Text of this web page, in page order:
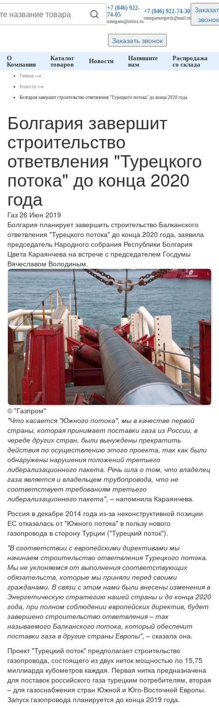
+7 (846)922-
74-05
omegaen@inbox.ru
+7 (846)922-74-30
omegaenergetik@mail.ru
звонок
Заказать звонок
О
Компании
Каталог
товаров
Новости
Напишите
нам
Распродажа
со склада
Главная ⟶
Новости ⟶
Болгария завершит строительство ответвления "Турецкого потока" до конца 2020 года
Болгария завершит
строительство
ответвления "Турецкого
потока" до конца 2020
года
Газ 26 Июн 2019
Болгария планирует завершить строительство Балканского
ответвления "Турецкого потока" до конца 2020 года, заявила
председатель Народного собрания Республики Болгария
Цвета Караянчева на встрече с председателем Госдумы
Вячеславом Володиным.
© "Газпром"
"Что касается "Южного потока", мы в качестве первой
страны, которая принимает поставки газа из России, в
череде других стран, были вынуждены прекратить
действия по осуществлению этого проекта, так как были
обнаружены нарушения положений третьего
либерализационного пакета. Речь шла о том, что владелец
газа является и владельцем трубопровода, что не
соответствует требованиям третьего
либерализационного пакета", – напомнила Караянчева.
Россия в декабре 2014 года из-за неконструктивной позиции
ЕС отказалась от "Южного потока" в пользу нового
газопровода в сторону Турции ("Турецкий поток").
"В соответствии с европейскими директивами мы
начинаем строительство ответвления Турецкого потока.
Мы не уклоняемся от выполнения соответствующих
обязательств, которые мы приняли перед своими
гражданами. В связи с этим нами были внесены изменения в
Энергетическую стратегию нашей страны и до конца 2020
года, при полном соблюдении европейских директив, будет
завершено строительство ответвления – так
называемого Балканского потока, который обеспечит
поставки газа в другие страны Европы", – сказала она.
Проект "Турецкий поток" предполагает строительство
газопровода, состоящего из двух ниток мощностью по 15,75
миллиарда кубометров каждая. Первая нитка предназначена
для поставок российского газа турецким потребителям, вторая
– для газоснабжения стран Южной и Юго-Восточной Европы.
Запуск газопровода планируется до конца 2019 года.